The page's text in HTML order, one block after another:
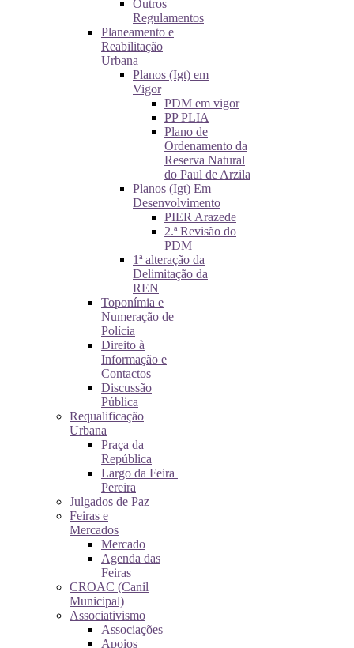
Outros
Regulamentos
Planeamento e
Reabilitação
Urbana
Planos (Igt) em
Vigor
PDM em vigor
PP PLIA
Plano de
Ordenamento da
Reserva Natural
do Paul de Arzila
Planos (Igt) Em
Desenvolvimento
PIER Arazede
2.ª Revisão do
PDM
1ª alteração da
Delimitação da
REN
Toponímia e
Numeração de
Polícia
Direito à
Informação e
Contactos
Discussão
Pública
Requalificação
Urbana
Praça da
República
Largo da Feira |
Pereira
Julgados de Paz
Feiras e
Mercados
Mercado
Agenda das
Feiras
CROAC (Canil
Municipal)
Associativismo
Associações
Apoios